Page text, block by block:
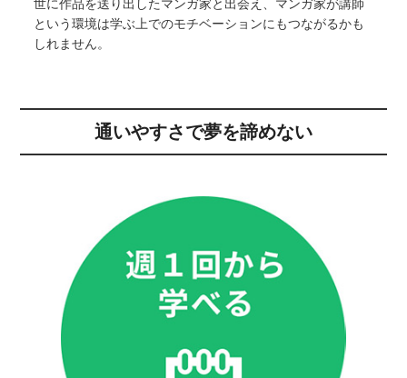
世に作品を送り出したマンガ家と出会え、マンガ家が講師
という環境は学ぶ上でのモチベーションにもつながるかも
しれません。
通いやすさで夢を諦めない